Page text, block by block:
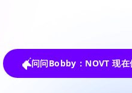
问问Bobby：NOVT 现在